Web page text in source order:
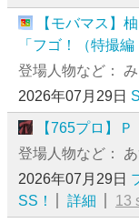
【モバマス】
「フゴ！（特撮編
登場人物など：
2026年07月29日
【765プロ】
登場人物など：
2026年07月29日
SS！
詳細 13